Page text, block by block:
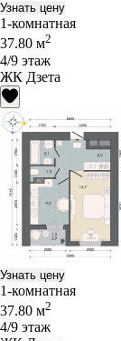
Узнать цену
1-комнатная
37.80 м2
4/9 этаж
ЖК Дзета
Узнать цену
1-комнатная
37.80 м2
4/9 этаж